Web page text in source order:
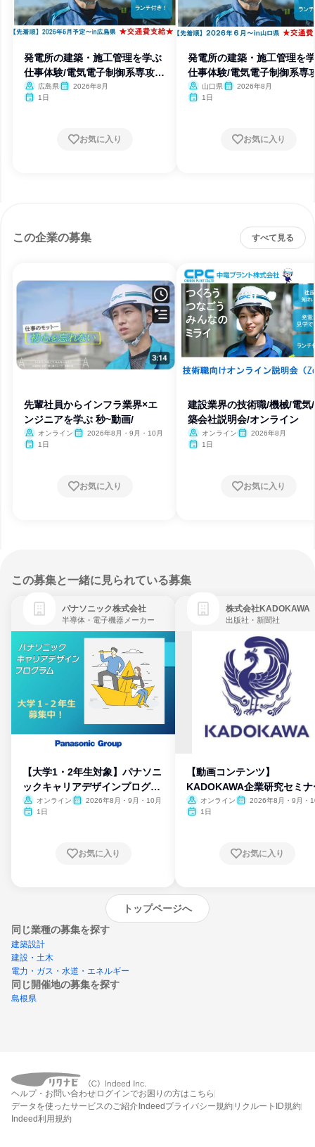
発電所の建築・施工管理を学ぶ
仕事体験/電気電子制御系専攻対
象
広島県
2026年8月
1日
お気に入り
発電所の建築・施工管理を
仕事体験/電気電子制御系専
象 山口県
2026年8月
1日
お気に入り
この企業の募集 すべて見る
先輩社員からインフラ業界×エ
ンジニアを学ぶ 秒~動画/
オンライン
2026年8月・9月・10月
1日
お気に入り
建設業界の技術職/機械/電気
築会社説明会/オンライン
オンライン
2026年8月
1日
お気に入り
この募集と一緒に見られている募集
パナソニック株式会社
半導体・電子機器メーカー
【大学1・2年生対象】パナソニ
ックキャリアデザインプログラ
ム
オンライン
2026年8月・9月・10月
1日
お気に入り
株式会社KADOKAWA
出版社・新聞社
【動画コンテンツ】
KADOKAWA企業研究セミナ
オンライン
2026年8月・9月・
1日
お気に入り
トップページへ
同じ業種の募集を探す
建築設計
建設・土木
電力・ガス・水道・エネルギー
同じ開催地の募集を探す
島根県
エントリーするとプログラムの詳細案内を
受け取れるようになります
ヘルプ・お問い合わせ ログインでお困りの方はこちら
データを使ったサービスのご紹介 Indeedプライバシー規約 リクルートID規約
Indeed利用規約